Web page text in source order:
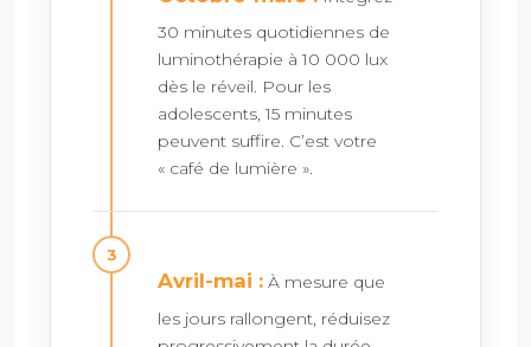
30 minutes quotidiennes de
luminothérapie à 10 000 lux
dès le réveil. Pour les
adolescents, 15 minutes
peuvent suffire. C’est votre
« café de lumière ».
Avril-mai : À mesure que
les jours rallongent, réduisez